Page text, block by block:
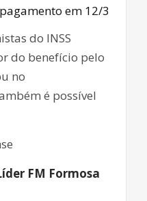
em 12/3
do INSS
do benefício pelo
no
é possível
FM Formosa